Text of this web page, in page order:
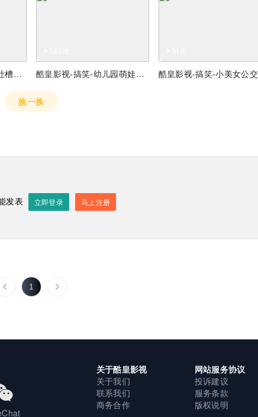
酷皇影视-搞笑-giao哥吐槽补税，补个蛋 酷皇影视-搞笑-幼儿园萌娃回答老师让他叫妈妈
换一换
发表 立即登录 马上注册
1
关于酷皇影视
关于我们
联系我们
商务合作
网站服务协议
投诉建议
服务条款
版权说明